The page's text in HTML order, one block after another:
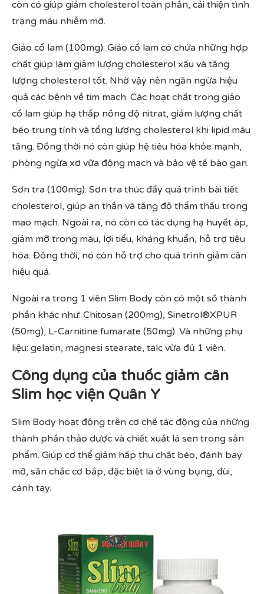
còn có giúp giảm cholesterol toàn phần, cải thiện tình
trạng máu nhiễm mỡ.
Giảo cổ lam (100mg): Giảo cổ lam có chứa những hợp
chất giúp làm giảm lượng cholesterol xấu và tăng
lượng cholesterol tốt. Nhờ vậy nên ngăn ngừa hiệu
quả các bệnh về tim mạch. Các hoạt chất trong giảo
cổ lam giúp hạ thấp nồng độ nitrat, giảm lượng chất
béo trung tính và tổng lượng cholesterol khi lipid máu
tăng. Đồng thời nó còn giúp hệ tiêu hóa khỏe mạnh,
phòng ngừa xơ vữa động mạch và bảo vệ tế bào gan.
Sơn tra (100mg): Sơn tra thúc đẩy quá trình bài tiết
cholesterol, giúp an thần và tăng độ thẩm thấu trong
mao mạch. Ngoài ra, nó còn có tác dụng hạ huyết áp,
giảm mỡ trong máu, lợi tiểu, kháng khuẩn, hỗ trợ tiêu
hóa. Đồng thời, nó còn hỗ trợ cho quá trình giảm cân
hiệu quả.
Ngoài ra trong 1 viên Slim Body còn có một số thành
phần khác như: Chitosan (200mg), Sinetrol®XPUR
(50mg), L-Carnitine fumarate (50mg). Và những phụ
liệu: gelatin, magnesi stearate, talc vừa đủ 1 viên.
Công dụng của thuốc giảm cân
Slim học viện Quân Y
Slim Body hoạt động trên cơ chế tác động của những
thành phần thảo dược và chiết xuất lá sen trong sản
phẩm. Giúp cơ thể giảm hấp thu chất béo, đánh bay
mỡ, săn chắc cơ bắp, đặc biệt là ở vùng bụng, đùi,
cánh tay.